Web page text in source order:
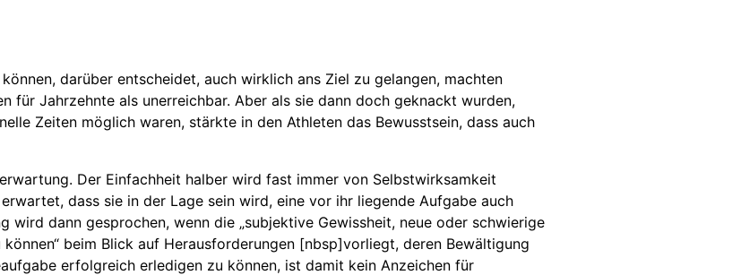
darüber entscheidet, auch wirklich ans Ziel zu gelangen, machten
Jahrzehnte als unerreichbar. Aber als sie dann doch geknackt wurden,
Zeiten möglich waren, stärkte in den Athleten das Bewusstsein, dass auch
Der Einfachheit halber wird fast immer von Selbstwirksamkeit
dass sie in der Lage sein wird, eine vor ihr liegende Aufgabe auch
dann gesprochen, wenn die „subjektive Gewissheit, neue oder schwierige
beim Blick auf Herausforderungen [nbsp]vorliegt, deren Bewältigung
erfolgreich erledigen zu können, ist damit kein Anzeichen für